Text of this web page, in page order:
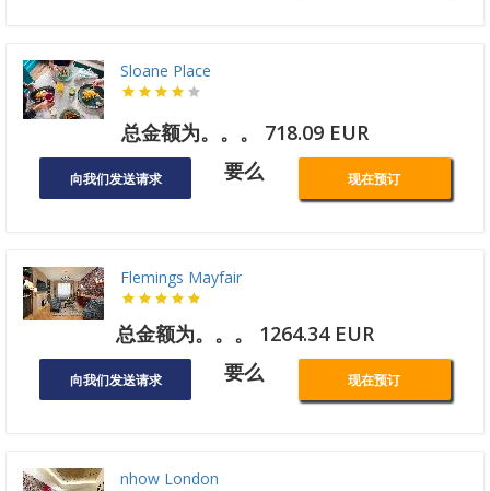
Sloane Place
总金额为。。。 718.09 EUR
向我们发送请求 要么 现在预订
Flemings Mayfair
总金额为。。。 1264.34 EUR
向我们发送请求 要么 现在预订
nhow London